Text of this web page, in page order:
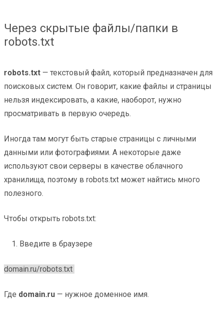
Через скрытые файлы/папки в
robots.txt
robots.txt — текстовый файл, который предназначен для
поисковых систем. Он говорит, какие файлы и страницы
нельзя индексировать, а какие, наоборот, нужно
просматривать в первую очередь.
Иногда там могут быть старые страницы с личными
данными или фотографиями. А некоторые даже
используют свои серверы в качестве облачного
хранилища, поэтому в robots.txt может найтись много
полезного.
Чтобы открыть robots.txt:
1. Введите в браузере
domain.ru/robots.txt
Где domain.ru — нужное доменное имя.